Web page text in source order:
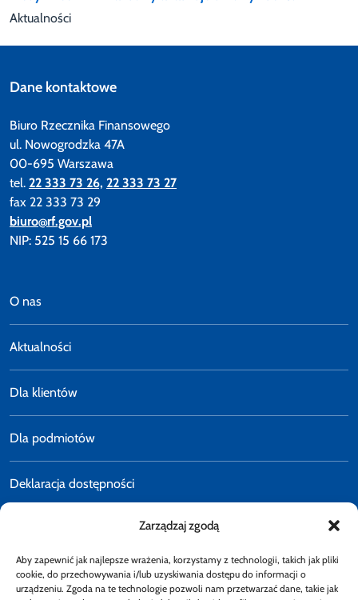
Zarządzaj zgodą
Aby zapewnić jak najlepsze wrażenia, korzystamy z technologii, takich jak pliki
cookie, do przechowywania i/lub uzyskiwania dostępu do informacji o
urządzeniu. Zgoda na te technologie pozwoli nam przetwarzać dane, takie jak
Aktualności
Dane kontaktowe
Biuro Rzecznika Finansowego
ul. Nowogrodzka 47A
00-695 Warszawa
tel. 22 333 73 26, 22 333 73 27
fax 22 333 73 29
biuro@rf.gov.pl
NIP: 525 15 66 173
O nas
Aktualności
Dla klientów
Dla podmiotów
Deklaracja dostępności
E-faktury